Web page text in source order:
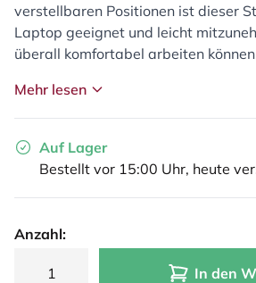
verstellbaren Positionen ist dieser
Laptop geeignet und leicht
überall komfortabel arbeiten
Mehr lesen
Auf Lager
Bestellt vor 15:00 Uhr, heute
Anzahl:
In den